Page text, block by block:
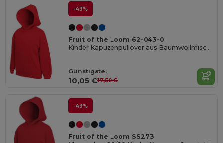
-43%
Fruit of the Loom 62-043-0
Kinder Kapuzenpullover aus Baumwollmischung
Günstigste:
10,05 €17,50 €
-43%
Fruit of the Loom SS273